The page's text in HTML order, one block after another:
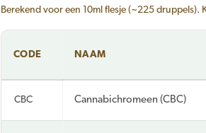
Berekend voor een 10ml flesje (~225 druppels).
CODE NAAM
CBC Cannabichromeen (CBC)